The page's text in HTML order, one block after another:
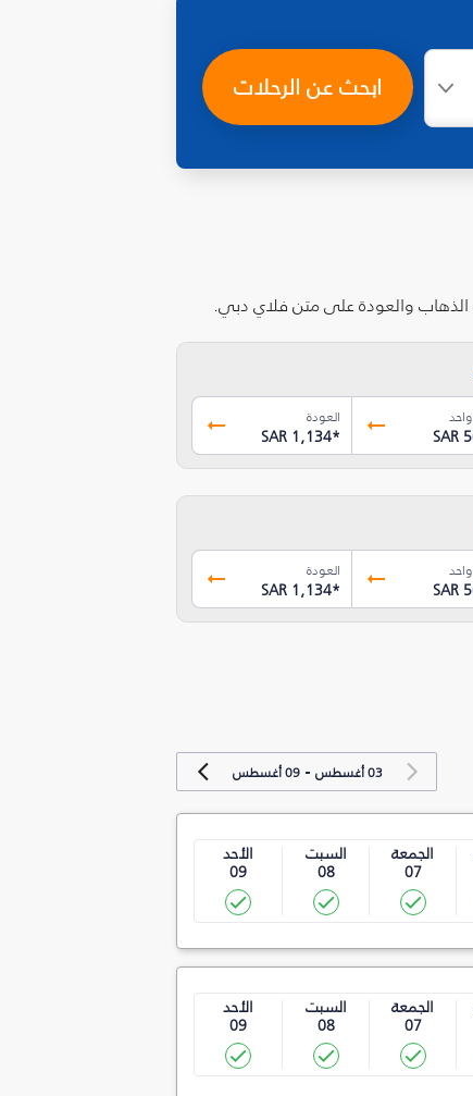
ابحث عن الرحلات
الذهاب والعودة على متن فلاي دبي.
SAR
العودة
SAR 1,134*
SAR
العودة
SAR 1,134*
03 أغسطس -09 أغسطس
الجمعة
07
السبت
08
الأحد
09
الجمعة
07
السبت
08
الأحد
09